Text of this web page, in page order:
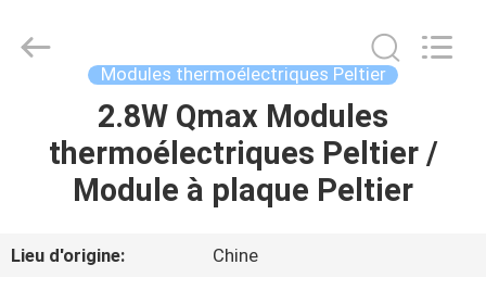
MAISON
PRODUITS
VIDÉOS
(Guangzhou)
Modules thermoélectriques Peltier
2.8W Qmax Modules
thermoélectriques Peltier /
Module à plaque Peltier
Lieu d'origine:
Chine